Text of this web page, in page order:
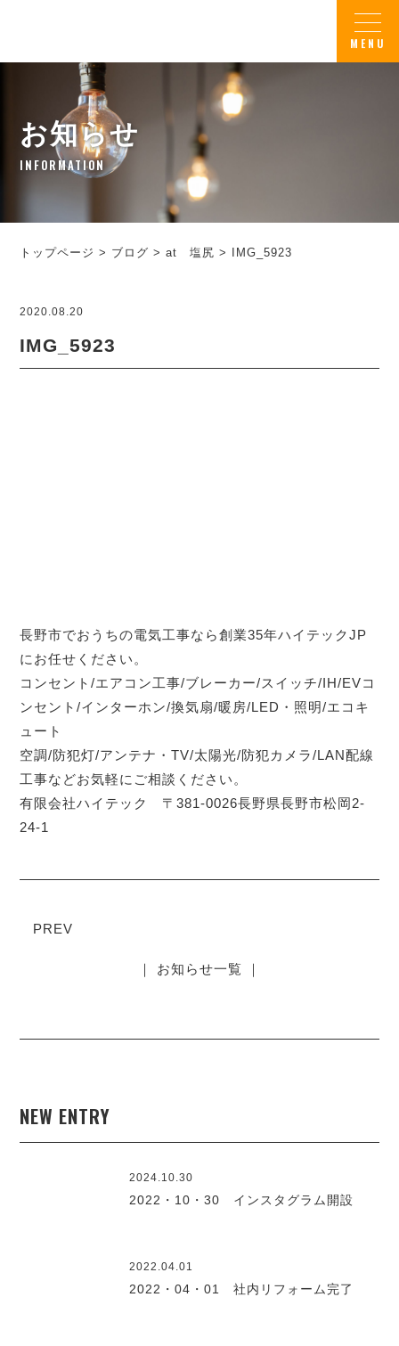
お知らせ
INFORMATION
トップページ > ブログ >at 塩尻 > IMG_5923
2020.08.20
IMG_5923
長野市でおうちの電気工事なら創業35年ハイテックJP
にお任せください。
コンセント/エアコン工事/ブレーカー/スイッチ/IH/EVコ
ンセント/インターホン/換気扇/暖房/LED・照明/エコキ
ュート
空調/防犯灯/アンテナ・TV/太陽光/防犯カメラ/LAN配線
工事などお気軽にご相談ください。
有限会社ハイテック 〒381-0026長野県長野市松岡2-
24-1
PREV
｜ お知らせ一覧 ｜
NEW ENTRY
2024.10.30
2022・10・30 インスタグラム開設
2022.04.01
2022・04・01 社内リフォーム完了